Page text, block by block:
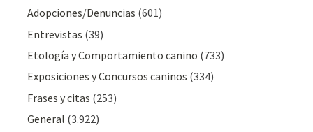
Adopciones/Denuncias (601)
Entrevistas (39)
Etología y Comportamiento canino (733)
Exposiciones y Concursos caninos (334)
Frases y citas (253)
General (3.922)